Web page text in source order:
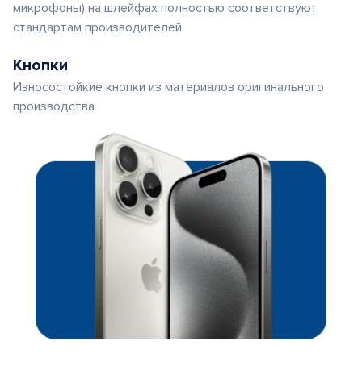
микрофоны) на шлейфах полностью соответствуют
стандартам производителей
Кнопки
Износостойкие кнопки из материалов оригинального
производства